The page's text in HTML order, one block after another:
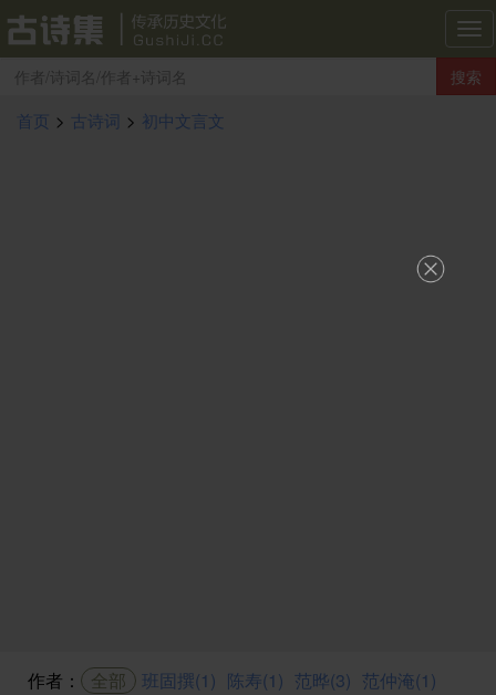
古
诗
集
搜索
首页 > 古诗词 > 初中文言文
作者： 全部 班固撰(1) 陈寿(1) 范晔(3) 范仲淹(1)